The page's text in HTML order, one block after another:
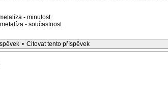
- minulost
- součastnost
• Citovat tento příspěvek